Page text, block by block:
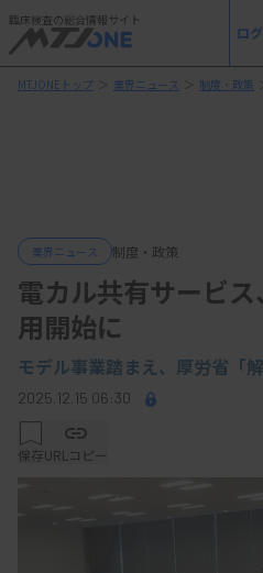
臨床検査の総合情報サイト
ロ
MTJONEトップ ＞ 業界ニュース ＞ 制度・政策
業界ニュース 制度・政策
電カル共有サービ
用開始に
モデル事業踏まえ、厚労省「
2025.12.15 06:30
保存URLコピー